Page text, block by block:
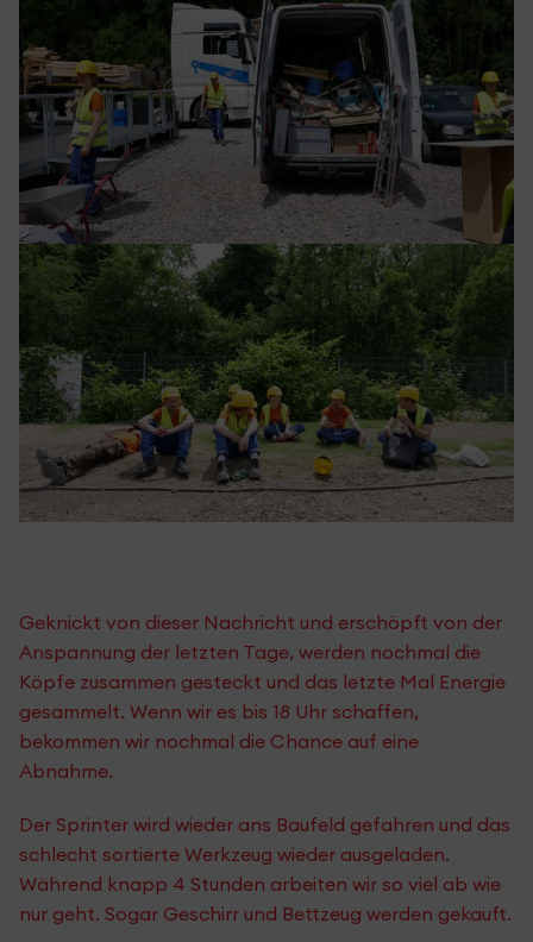
Geknickt von dieser Nachricht und erschöpft von der
Anspannung der letzten Tage, werden nochmal die
Köpfe zusammen gesteckt und das letzte Mal Energie
gesammelt. Wenn wir es bis 18 Uhr schaffen,
bekommen wir nochmal die Chance auf eine
Abnahme.
Der Sprinter wird wieder ans Baufeld gefahren und das
schlecht sortierte Werkzeug wieder ausgeladen.
Während knapp 4 Stunden arbeiten wir so viel ab wie
nur geht. Sogar Geschirr und Bettzeug werden gekauft.